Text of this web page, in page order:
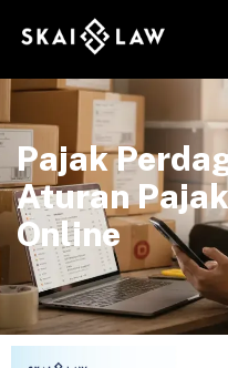
Pajak
Aturan
Online